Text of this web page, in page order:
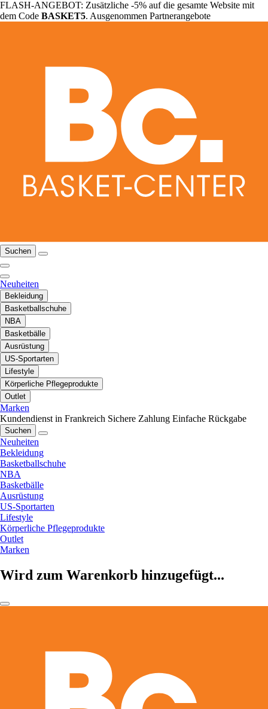
FLASH-ANGEBOT: Zusätzliche -5% auf die gesamte Website mit
dem Code BASKET5. Ausgenommen Partnerangebote
Suchen
Neuheiten
Bekleidung
Basketballschuhe
NBA
Basketbälle
Ausrüstung
US-Sportarten
Lifestyle
Körperliche Pflegeprodukte
Outlet
Marken
Kundendienst in Frankreich Sichere Zahlung Einfache Rückgabe
Suchen
Neuheiten
Bekleidung
Basketballschuhe
NBA
Basketbälle
Ausrüstung
US-Sportarten
Lifestyle
Körperliche Pflegeprodukte
Outlet
Marken
Wird zum Warenkorb hinzugefügt...